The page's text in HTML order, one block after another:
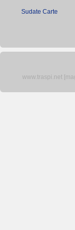
Sudate Carte
www.traspi.net